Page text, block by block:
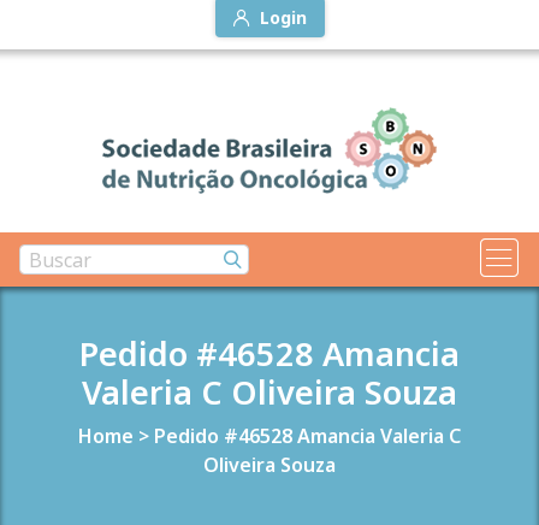
Login
Pedido #46528 Amancia
Valeria C Oliveira Souza
Home > Pedido #46528 Amancia Valeria C
Oliveira Souza